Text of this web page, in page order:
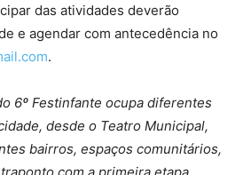
das atividades deverão
e agendar com antecedência no
.
6º Festinfante ocupa diferentes
desde o Teatro Municipal,
bairros, espaços comunitários,
com a primeira etapa